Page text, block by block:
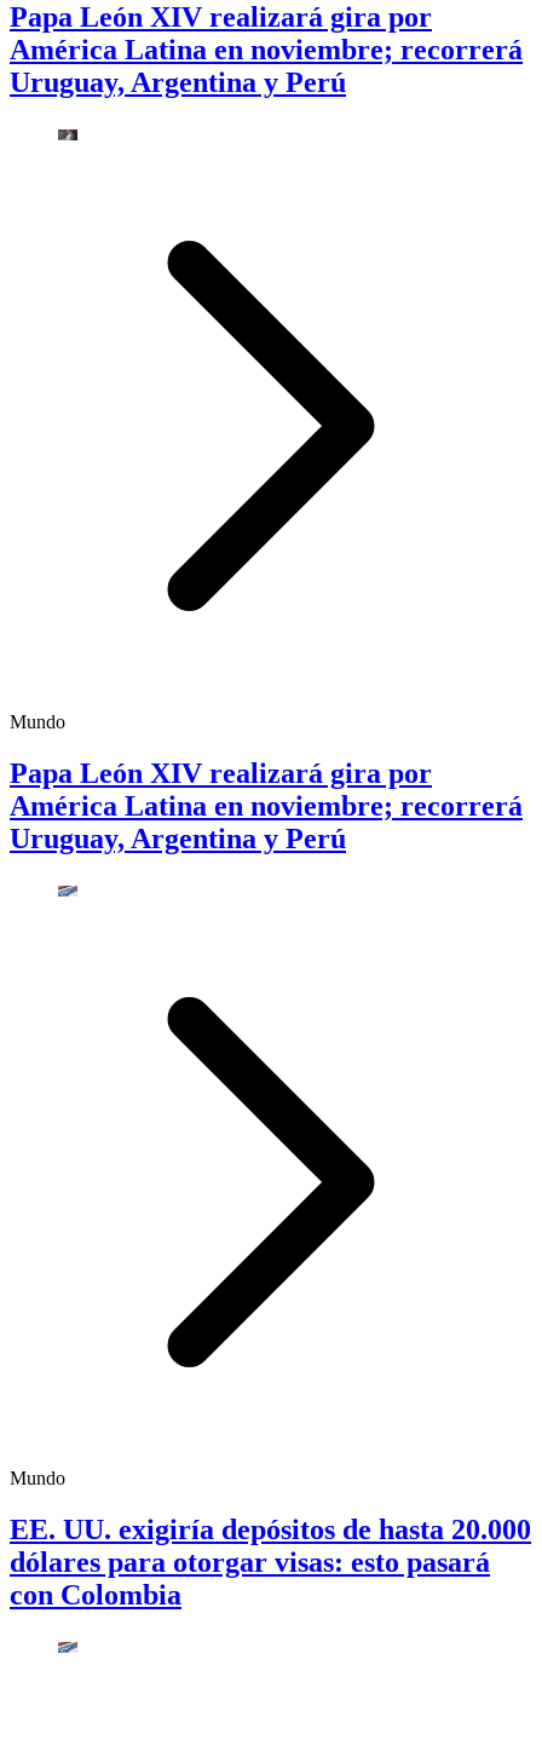
Papa León XIV realizará gira por
América Latina en noviembre; recorrerá
Uruguay, Argentina y Perú
Mundo
Papa León XIV realizará gira por
América Latina en noviembre; recorrerá
Uruguay, Argentina y Perú
Mundo
EE. UU. exigiría depósitos de hasta 20.000
dólares para otorgar visas: esto pasará
con Colombia